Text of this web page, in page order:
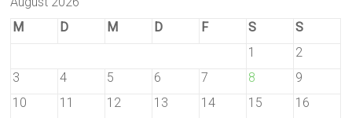
M
D M D F S
S
1
2
3
4 5 6 7 8
9
10
11 12 13 14 15
16